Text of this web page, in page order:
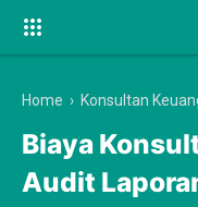
Home › Konsultan
Biaya
Audit